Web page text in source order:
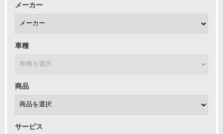
メーカー
車種
商品
サービス